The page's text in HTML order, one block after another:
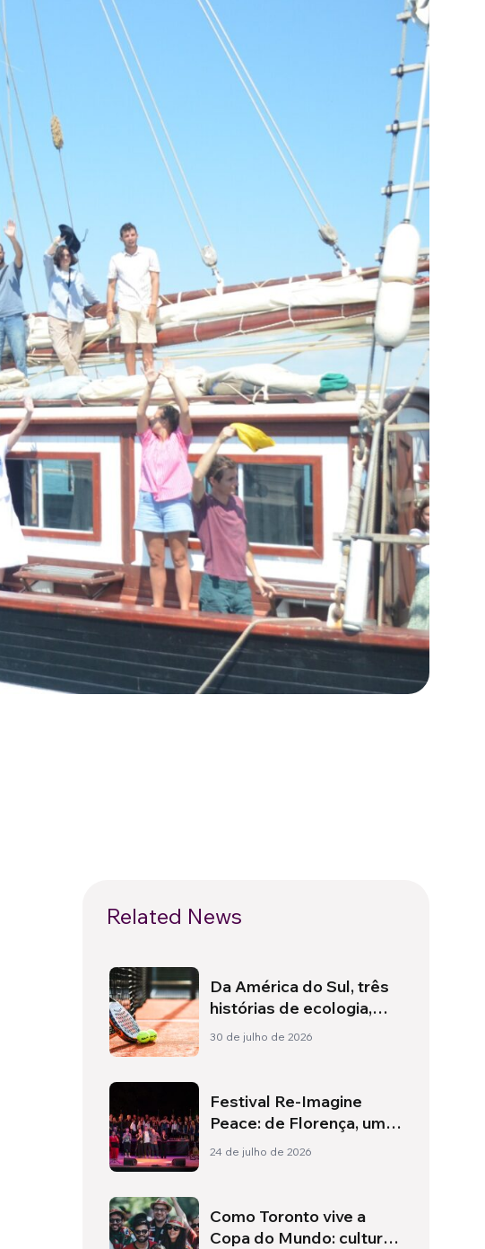
Related News
Da América do Sul, três
histórias de ecologia,
esporte e saúde
30 de julho de 2026
Festival Re-Imagine
Peace: de Florença, um
hino à paz
24 de julho de 2026
Como Toronto vive a
Copa do Mundo: cultura,